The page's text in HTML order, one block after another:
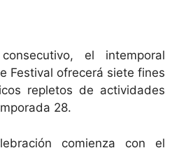
el intemporal
Festival ofrecerá siete fines
repletos de actividades
28.
comienza con el